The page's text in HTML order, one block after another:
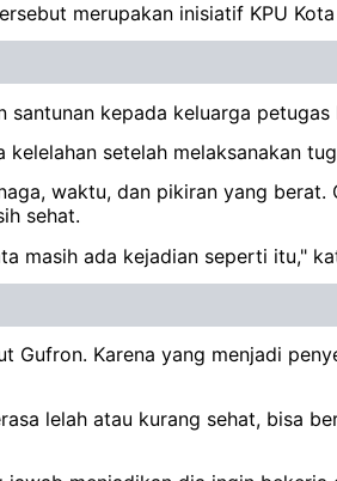
merupakan inisiatif KPU
kepada keluarga
setelah melaksanakan
waktu, dan pikiran yang berat.
sehat.
masih ada kejadian seperti itu,"
Gufron. Karena yang menjadi
lelah atau kurang sehat, bisa